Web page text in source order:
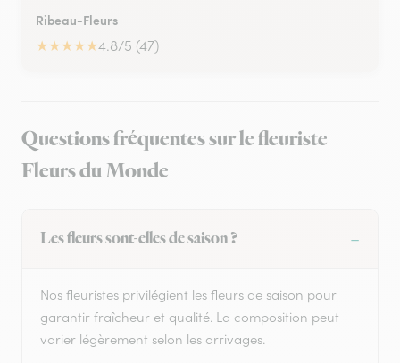
Ribeau-Fleurs
★★★★★4.8/5 (47)
Questions fréquentes sur le fleuriste
Fleurs du Monde
Les fleurs sont-elles de saison ?
Nos fleuristes privilégient les fleurs de saison pour
garantir fraîcheur et qualité. La composition peut
varier légèrement selon les arrivages.